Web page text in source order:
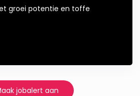
groei potentie en toffe
jobalert aan